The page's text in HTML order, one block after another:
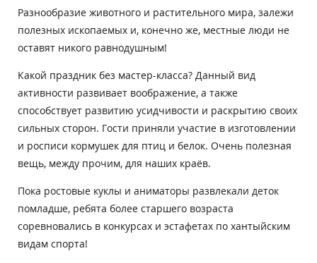
Разнообразие животного и растительного мира, залежи
полезных ископаемых и, конечно же, местные люди не
оставят никого равнодушным!
Какой праздник без мастер-класса? Данный вид
активности развивает воображение, а также
способствует развитию усидчивости и раскрытию своих
сильных сторон. Гости приняли участие в изготовлении
и росписи кормушек для птиц и белок. Очень полезная
вещь, между прочим, для наших краёв.
Пока ростовые куклы и аниматоры развлекали деток
помладше, ребята более старшего возраста
соревновались в конкурсах и эстафетах по хантыйским
видам спорта!